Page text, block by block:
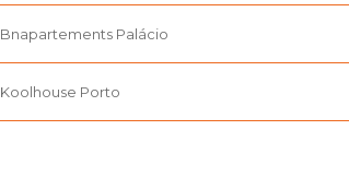
Bnapartements Palácio
Koolhouse Porto